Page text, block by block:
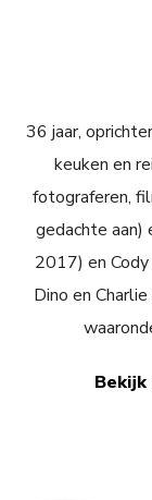
36 jaar,
keuken en
fotograferen,
gedachte
2017) en
Dino en
Bekijk